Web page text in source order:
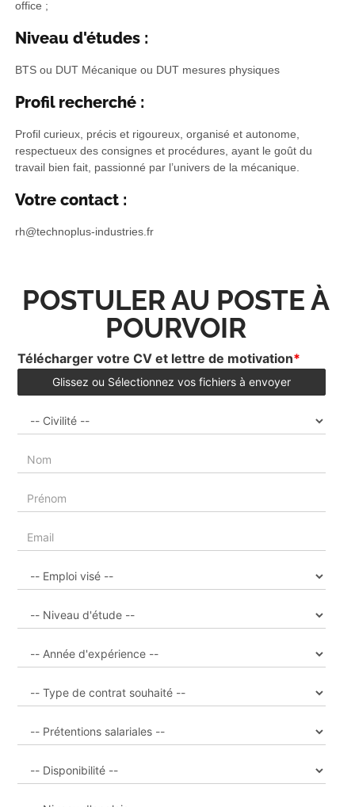
office ;
Niveau d'études :
BTS ou DUT Mécanique ou DUT mesures physiques
Profil recherché :
Profil curieux, précis et rigoureux, organisé et autonome,
respectueux des consignes et procédures, ayant le goût du
travail bien fait, passionné par l’univers de la mécanique.
Votre contact :
rh@technoplus-industries.fr
POSTULER AU POSTE À
POURVOIR
Télécharger votre CV et lettre de motivation*
Glissez ou Sélectionnez vos fichiers à envoyer